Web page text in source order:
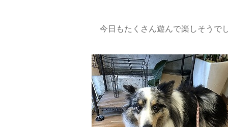
今日もたくさん遊んで楽しそうで